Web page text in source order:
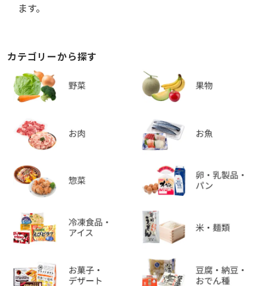
ます。
カテゴリーから探す